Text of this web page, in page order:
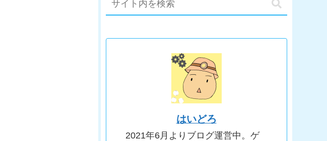
はいどろ
2021年6月よりブログ運営中。ゲ